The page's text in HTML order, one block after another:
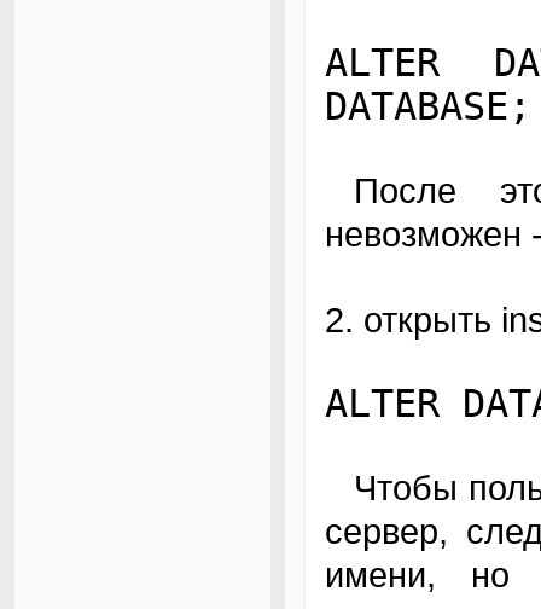
ALTER
DATABASE;
После этого возврат в режим standby
невозможен
2. открыть
ALTER
Чтобы пользователи смогли обнаружить новый
сервер,
имени,